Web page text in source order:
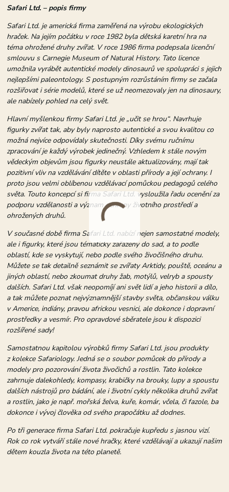
Safari Ltd. – popis firmy
Safari Ltd. je americká firma zaměřená na výrobu ekologických
hraček. Na jejím počátku v roce 1982 byla dětská karetní hra na
téma ohrožené druhy zvířat. V roce 1986 firma podepsala licenční
smlouvu s Carnegie Museum of Natural History. Tato licence
umožnila vyrábět autentické modely dinosaurů ve spolupráci s jejich
nejlepšími paleontology. S postupným rozrůstáním firmy se začala
rozšiřovat i série modelů, které se už neomezovaly jen na dinosaury,
ale nabízely pohled na celý svět.
Hlavní myšlenkou firmy Safari Ltd. je „učit se hrou“. Navrhuje
figurky zvířat tak, aby byly naprosto autentické a svou kvalitou co
možná nejvíce odpovídaly skutečnosti. Díky svému ručnímu
zpracování je každý výrobek jedinečný. Vzhledem k stále novým
vědeckým objevům jsou figurky neustále aktualizovány, mají tak
pozitivní vliv na vzdělávání dítěte v oblasti přírody a její ochrany. I
proto jsou velmi oblíbenou vzdělávací pomůckou pedagogů celého
světa. Touto koncepcí si firma Safari Ltd. vysloužila řadu ocenění za
podporu vzdělanosti a význam ochrany životního prostředí a
ohrožených druhů.
V současné době firma Safari Ltd. nabízí nejen samostatné modely,
ale i figurky, které jsou tématicky zařazeny do sad, a to podle
oblastí, kde se vyskytují, nebo podle svého živočišného druhu.
Můžete se tak detailně seznámit se zvířaty Arktidy, pouště, oceánu a
jiných oblastí, nebo zkoumat druhy žab, motýlů, velryb a spousty
dalších. Safari Ltd. však neopomíjí ani svět lidí a jeho historii a dílo,
a tak můžete poznat nejvýznamnější stavby světa, občanskou válku
v Americe, indiány, pravou africkou vesnici, ale dokonce i dopravní
prostředky a vesmír. Pro opravdové sběratele jsou k dispozici
rozšířené sady!
Samostatnou kapitolou výrobků firmy Safari Ltd. jsou produkty
z kolekce Safariology. Jedná se o soubor pomůcek do přírody a
modely pro pozorování života živočichů a rostlin. Tato kolekce
zahrnuje dalekohledy, kompasy, krabičky na brouky, lupy a spoustu
dalších nástrojů pro bádání, ale i životní cykly několika druhů zvířat
a rostlin, jako je např. mořská želva, kuře, komár, včela, či fazole, ba
dokonce i vývoj člověka od svého prapočátku až dodnes.
Po tři generace firma Safari Ltd. pokračuje kupředu s jasnou vizí.
Rok co rok vytváří stále nové hračky, které vzdělávají a ukazují našim
dětem kouzla života na této planetě.